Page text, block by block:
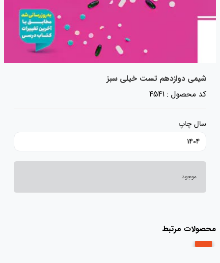
شیمی دوازدهم تست خیلی سبز
کد محصول : 4541
سال چاپ
1404
موجود
محصولات مرتبط